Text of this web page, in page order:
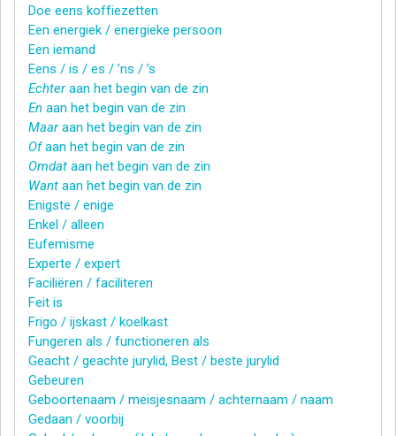
Doe eens koffiezetten
Een energiek / energieke persoon
Een iemand
Eens / is / es / ’ns / ’s
Echteraan het begin van de zin
En aan het begin van de zin
Maaraan het begin van de zin
Ofaan het begin van de zin
Omdat aan het begin van de zin
Want aan het begin van de zin
Enigste / enige
Enkel / alleen
Eufemisme
Experte / expert
Faciliëren / faciliteren
Feit is
Frigo / ijskast / koelkast
Fungeren als / functioneren als
Geacht / geachte jurylid, Best / beste jurylid
Gebeuren
Geboortenaam / meisjesnaam / achternaam / naam
Gedaan / voorbij